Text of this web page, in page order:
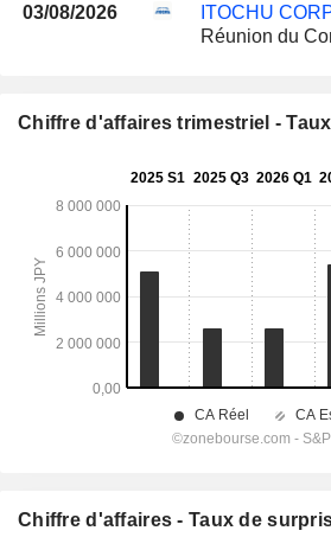
03/08/2026
ITOCHU
Réunion du
Chiffre d'affaires trimestriel -
Chiffre d'affaires - Taux de